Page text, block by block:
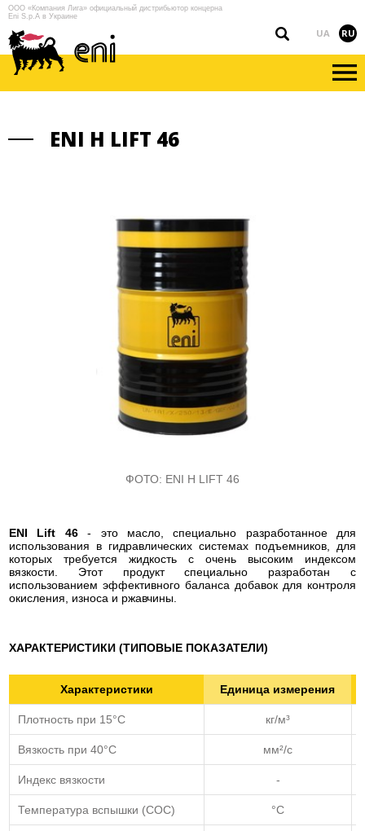
ООО «Компания Лига» официальный дистрибьютор концерна
Eni S.p.A в Украине
UA RU
ENI H LIFT 46
ФОТО: ENI H LIFT 46
ENI Lift 46- это масло, специально разработанное для
использования в гидравлических системах подъемников, для
которых требуется жидкость с очень высоким индексом
вязкости. Этот продукт специально разработан с
использованием эффективного баланса добавок для контроля
окисления, износа и ржавчины.
ХАРАКТЕРИСТИКИ (ТИПОВЫЕ ПОКАЗАТЕЛИ)
Характеристики Единица измерения
Плотность при 15°С кг/м³
Вязкость при 40°C мм²/с
Индекс вязкости -
Температура вспышки (COC) °C